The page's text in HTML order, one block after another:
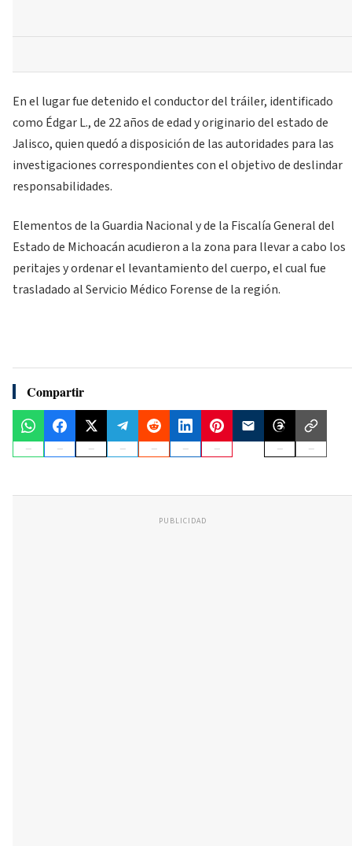
En el lugar fue detenido el conductor del tráiler, identificado
como Édgar L., de 22 años de edad y originario del estado de
Jalisco, quien quedó a disposición de las autoridades para las
investigaciones correspondientes con el objetivo de deslindar
responsabilidades.
Elementos de la Guardia Nacional y de la Fiscalía General del
Estado de Michoacán acudieron a la zona para llevar a cabo los
peritajes y ordenar el levantamiento del cuerpo, el cual fue
trasladado al Servicio Médico Forense de la región.
Compartir
PUBLICIDAD